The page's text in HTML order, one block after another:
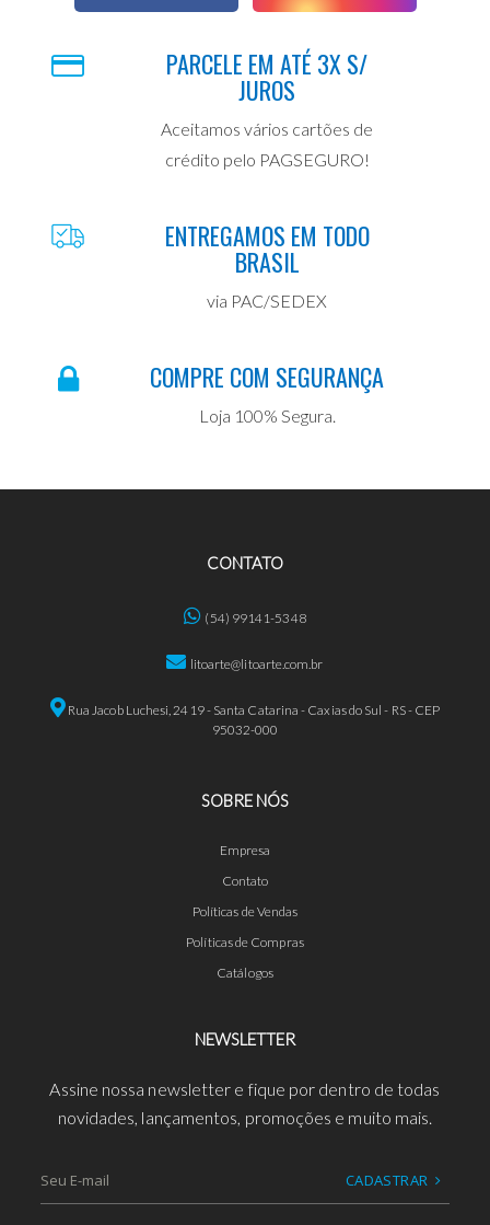
PARCELE EM ATÉ 3X S/
JUROS
Aceitamos vários cartões de
crédito pelo PAGSEGURO!
ENTREGAMOS EM TODO
BRASIL
via PAC/SEDEX
COMPRE COM SEGURANÇA
Loja 100% Segura.
CONTATO
(54) 99141-5348
litoarte@litoarte.com.br
Rua Jacob Luchesi, 2419 - Santa Catarina - Caxias do Sul - RS - CEP
95032-000
SOBRE NÓS
Empresa
Contato
Políticas de Vendas
Políticas de Compras
Catálogos
NEWSLETTER
Assine nossa newsletter e fique por dentro de todas
novidades, lançamentos, promoções e muito mais.
CADASTRAR